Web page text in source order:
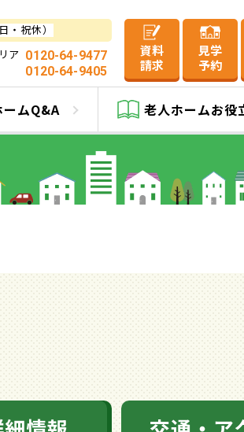
・祝休）
ア 0120-64-9477
0120-64-9405
資料
請求
見学
予約
ームQ&A 老人ホームお役
路